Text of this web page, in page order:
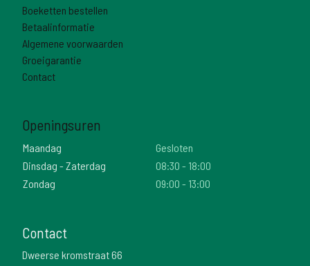
Boeketten bestellen
Betaalinformatie
Algemene voorwaarden
Groeigarantie
Contact
Openingsuren
Maandag
Gesloten
Dinsdag - Zaterdag
08:30 - 18:00
Zondag
09:00 - 13:00
Contact
Dweerse kromstraat 66